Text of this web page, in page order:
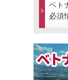
ベト
必須